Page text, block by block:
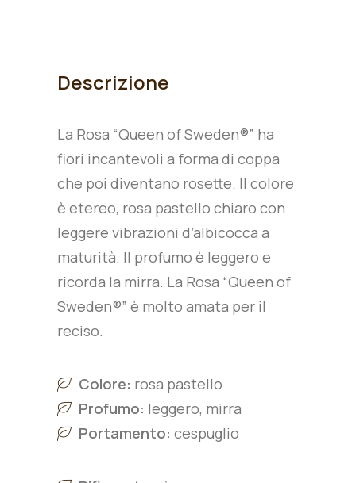
Descrizione
La Rosa “Queen of Sweden®” ha
fiori incantevoli a forma di coppa
che poi diventano rosette. Il colore
è etereo, rosa pastello chiaro con
leggere vibrazioni d’albicocca a
maturità. Il profumo è leggero e
ricorda la mirra. La Rosa “Queen of
Sweden®” è molto amata per il
reciso.
Colore: rosa pastello
Profumo: leggero, mirra
Portamento: cespuglio